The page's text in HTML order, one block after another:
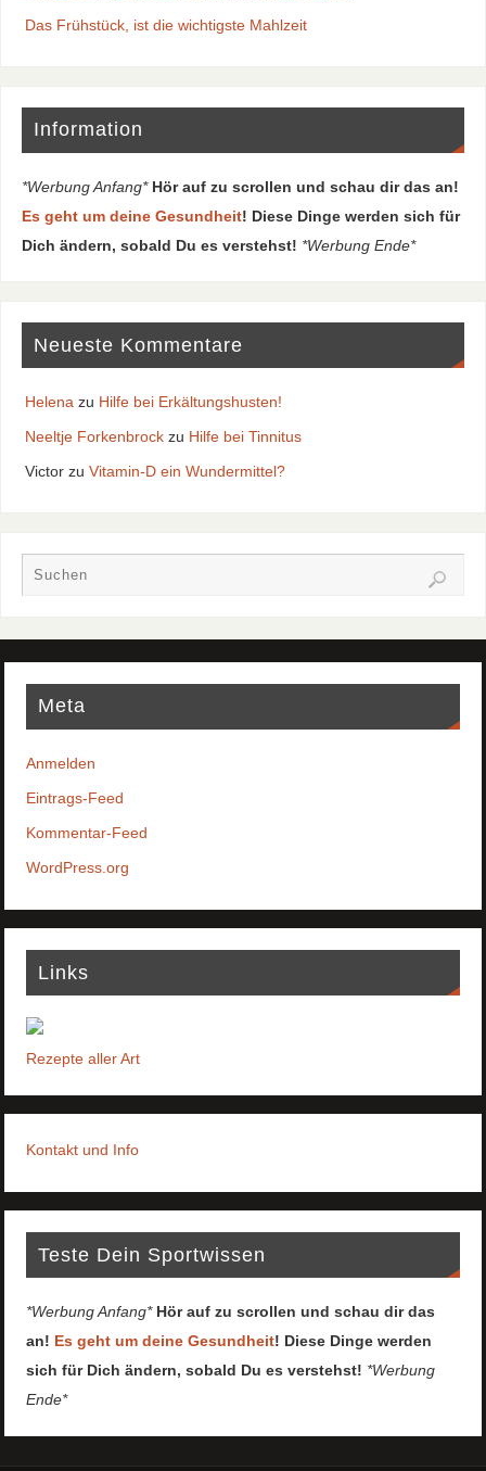
Das Frühstück, ist die wichtigste Mahlzeit
Information
*Werbung Anfang* Hör auf zu scrollen und schau dir das an!
Es geht um deine Gesundheit! Diese Dinge werden sich für
Dich ändern, sobald Du es verstehst! *Werbung Ende*
Neueste Kommentare
Helenazu Hilfe bei Erkältungshusten!
Neeltje Forkenbrockzu Hilfe bei Tinnitus
Victorzu Vitamin-D ein Wundermittel?
Meta
Anmelden
Eintrags-Feed
Kommentar-Feed
WordPress.org
Links
Rezepte aller Art
Kontakt und Info
Teste Dein Sportwissen
*Werbung Anfang* Hör auf zu scrollen und schau dir das
an! Es geht um deine Gesundheit! Diese Dinge werden
sich für Dich ändern, sobald Du es verstehst! *Werbung
Ende*